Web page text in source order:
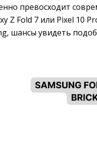
превосходит
Z Fold 7 или Pixel 10
шансы увидеть